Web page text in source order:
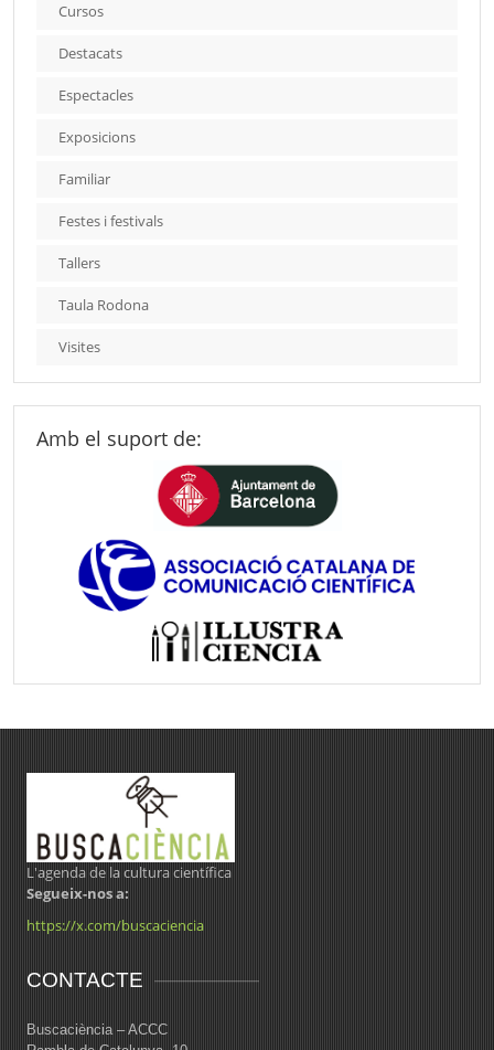
Cursos
Destacats
Espectacles
Exposicions
Familiar
Festes i festivals
Tallers
Taula Rodona
Visites
Amb el suport de:
L'agenda de la cultura científica
Segueix-nos a:
https://x.com/buscaciencia
CONTACTE
Buscaciència – ACCC